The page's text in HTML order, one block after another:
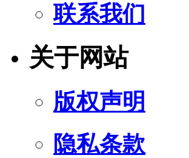
联系我们
关于网站
版权声明
隐私条款